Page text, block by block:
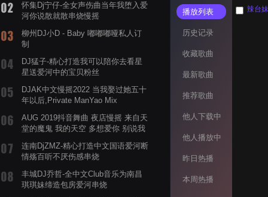
怀集Dj宁仔-全女声伤曲当年我堕入爱
河你说散就散串烧慢摇
柳州DJ小D - Baby 嘟嘟嘟哑私人订
制
DJ猛子-精心打造我可以陪你去看星
星送爱河中的宝贝粉丝
DJAK中文慢摇2022 当我娶过她五十
年以后,Private ManYao Mix
AUG 2019抖音舞曲 夜店慢摇 来自天
堂的魔鬼 我的天空 多想爱你 别说我
连南DjZMZ-精心打造中文国语爱河断
情殇百听不厌伤感串烧
丰城DJ乔哲-全中文Club音乐为南昌
琪琪妹缔造包房爱河串烧
播放列表
历史记录
收藏歌曲
最新歌曲
推荐歌曲
他人下载中
他人播放中
昨日热播
本周热播
辣台